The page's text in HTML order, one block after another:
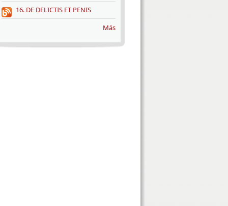
16. DE DELICTIS ET PENIS
Más